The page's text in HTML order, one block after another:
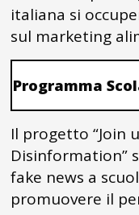
italiana si
sul marketing
Programma
Il progetto “Join
Disinformation”
fake news a
promuovere il